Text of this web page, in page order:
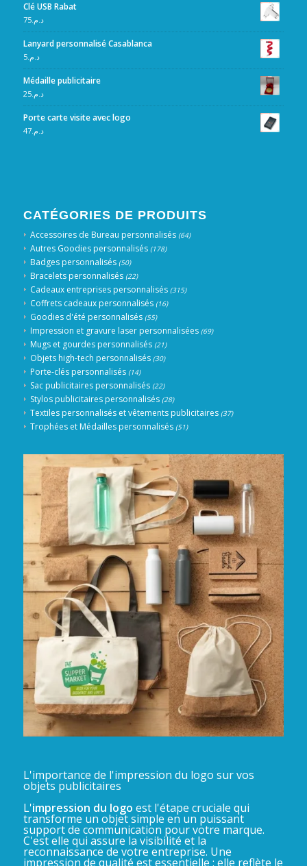
Clé USB Rabat
د.م.75
Lanyard personnalisé Casablanca
د.م.5
Médaille publicitaire
د.م.25
Porte carte visite avec logo
د.م.47
CATÉGORIES DE PRODUITS
Accessoires de Bureau personnalisés (64)
Autres Goodies personnalisés (178)
Badges personnalisés (50)
Bracelets personnalisés (22)
Cadeaux entreprises personnalisés (315)
Coffrets cadeaux personnalisés (16)
Goodies d'été personnalisés (55)
Impression et gravure laser personnalisées (69)
Mugs et gourdes personnalisés (21)
Objets high-tech personnalisés (30)
Porte-clés personnalisés (14)
Sac publicitaires personnalisés (22)
Stylos publicitaires personnalisés (28)
Textiles personnalisés et vêtements publicitaires (37)
Trophées et Médailles personnalisés (51)
L'importance de l'impression du logo sur vos
objets publicitaires
L'impression du logo est l'étape cruciale qui
transforme un objet simple en un puissant
support de communication pour votre marque.
C'est elle qui assure la visibilité et la
reconnaissance de votre entreprise. Une
impression de qualité est essentielle : elle reflète le